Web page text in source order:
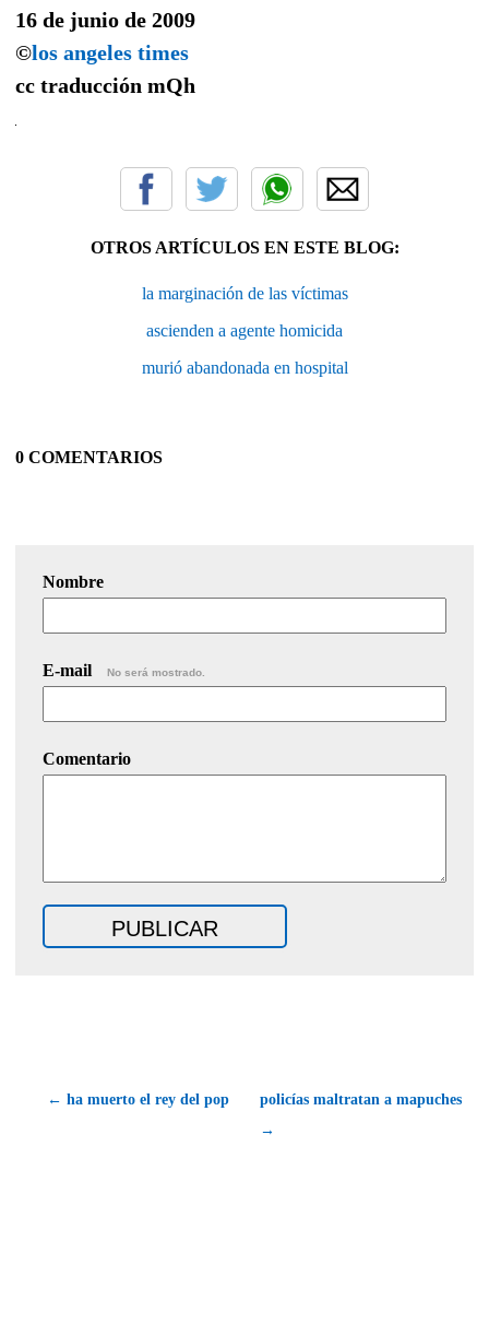
16 de junio de 2009
©los angeles times
cc traducción mQh
OTROS ARTÍCULOS EN ESTE BLOG:
la marginación de las víctimas
ascienden a agente homicida
murió abandonada en hospital
0 COMENTARIOS
Nombre
E-mail No será mostrado.
Comentario
← ha muerto el rey del pop
policías maltratan a mapuches
→